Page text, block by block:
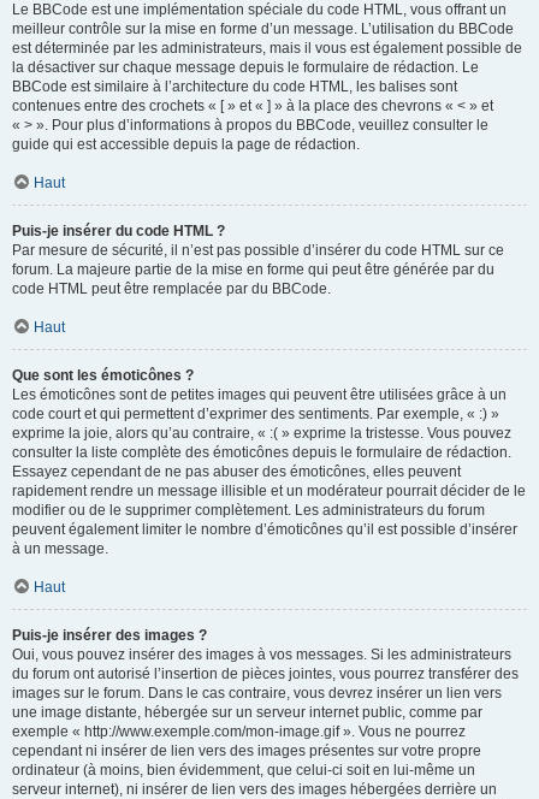
Le BBCode est une implémentation spéciale du code HTML, vous offrant un
meilleur contrôle sur la mise en forme d’un message. L’utilisation du BBCode
est déterminée par les administrateurs, mais il vous est également possible de
la désactiver sur chaque message depuis le formulaire de rédaction. Le
BBCode est similaire à l’architecture du code HTML, les balises sont
contenues entre des crochets « [ » et « ] » à la place des chevrons « < » et
« > ». Pour plus d’informations à propos du BBCode, veuillez consulter le
guide qui est accessible depuis la page de rédaction.
Haut
Puis-je insérer du code HTML ?
Par mesure de sécurité, il n’est pas possible d’insérer du code HTML sur ce
forum. La majeure partie de la mise en forme qui peut être générée par du
code HTML peut être remplacée par du BBCode.
Haut
Que sont les émoticônes ?
Les émoticônes sont de petites images qui peuvent être utilisées grâce à un
code court et qui permettent d’exprimer des sentiments. Par exemple, « :) »
exprime la joie, alors qu’au contraire, « :( » exprime la tristesse. Vous pouvez
consulter la liste complète des émoticônes depuis le formulaire de rédaction.
Essayez cependant de ne pas abuser des émoticônes, elles peuvent
rapidement rendre un message illisible et un modérateur pourrait décider de le
modifier ou de le supprimer complètement. Les administrateurs du forum
peuvent également limiter le nombre d’émoticônes qu’il est possible d’insérer
à un message.
Haut
Puis-je insérer des images ?
Oui, vous pouvez insérer des images à vos messages. Si les administrateurs
du forum ont autorisé l’insertion de pièces jointes, vous pourrez transférer des
images sur le forum. Dans le cas contraire, vous devrez insérer un lien vers
une image distante, hébergée sur un serveur internet public, comme par
exemple « http://www.exemple.com/mon-image.gif ». Vous ne pourrez
cependant ni insérer de lien vers des images présentes sur votre propre
ordinateur (à moins, bien évidemment, que celui-ci soit en lui-même un
serveur internet), ni insérer de lien vers des images hébergées derrière un